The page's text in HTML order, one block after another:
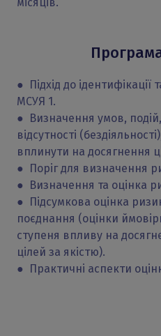
● Підхід до ідентифікації
МСУЯ 1.
● Визначення умов, подій,
відсутності
вплинути на досягнення
● Поріг для визначення
● Визначення та оцінка
● Підсумкова оцінка
поєднання (оцінки
ступеня впливу на
цілей за якістю).
● Практичні аспекти